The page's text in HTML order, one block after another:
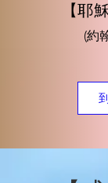
【耶
(約